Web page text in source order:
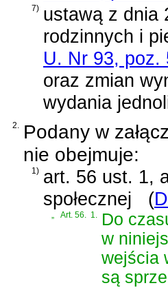
7) ustawą z dnia
rodzinnych i
U. Nr 93, poz.
oraz zmian
wydania
2. Podany w
nie obejmuje:
1) art. 56 ust. 1,
społecznej
(
„ Art. 56. 1. Do
w
wejścia
są